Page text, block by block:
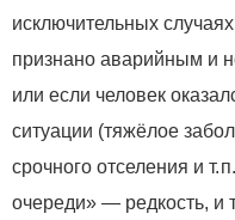
исключительных
признано аварийным и
или если человек
ситуации (тяжёлое
срочного отселения и т.
очереди» — редкость, и